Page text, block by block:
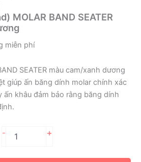
MOLAR BAND SEATER
miễn phí
SEATER màu cam/xanh dương
giúp ấn băng dính molar chính xác
ấn khâu đảm bảo rằng băng dính
- +